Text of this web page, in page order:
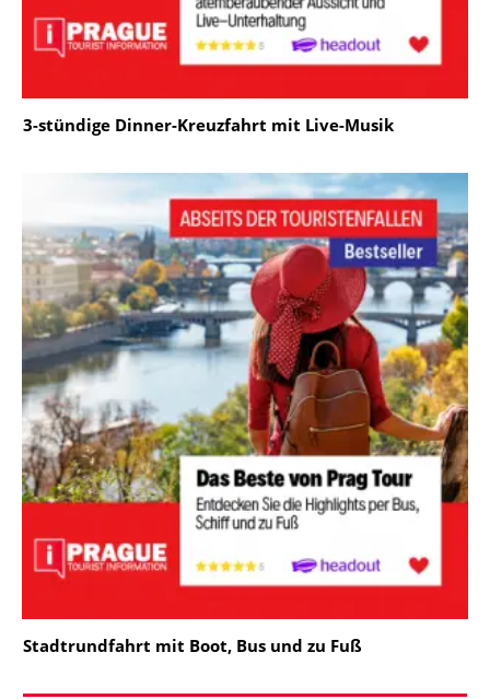
3-stündige Dinner-Kreuzfahrt mit Live-Musik
Stadtrundfahrt mit Boot, Bus und zu Fuß